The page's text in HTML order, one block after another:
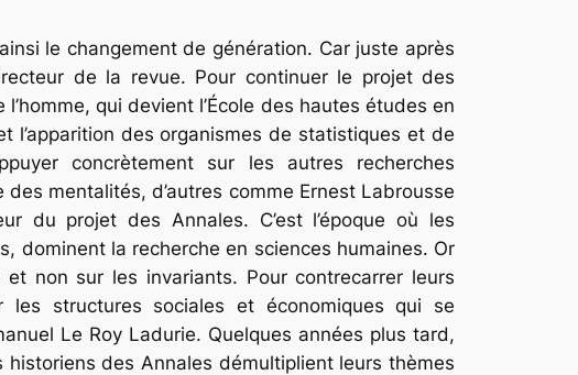
le changement de génération. Car juste après
de la revue. Pour continuer le projet des
qui devient l’École des hautes études en
l’apparition des organismes de statistiques et de
concrètement sur les autres recherches
mentalités, d’autres comme Ernest Labrousse
du projet des Annales. C’est l’époque où les
dominent la recherche en sciences humaines. Or
et non sur les invariants. Pour contrecarrer leurs
les structures sociales et économiques qui se
Le Roy Ladurie. Quelques années plus tard,
historiens des Annales démultiplient leurs thèmes